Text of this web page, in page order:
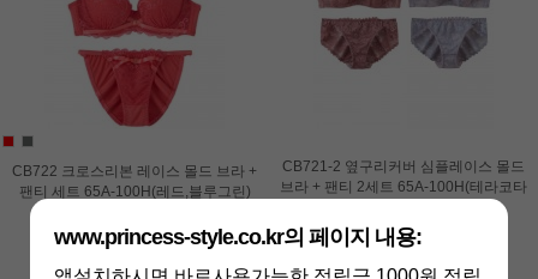
CB722 크로스리본 레이스 몰드 브라 +
팬티 세트 65A-100H(레드,블루그린)
CB721-2 옆구리커버 심플레이스 몰드
브라 + 팬티 2세트 65A-100H(테라코타
99,000원
www.princess-style.co.kr의 페이지 내용: